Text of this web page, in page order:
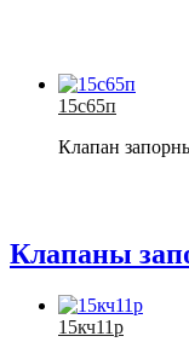
15с65п
Клапан
Клапаны
15кч11р